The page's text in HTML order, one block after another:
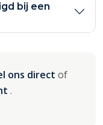
bij een
ons direct of
.